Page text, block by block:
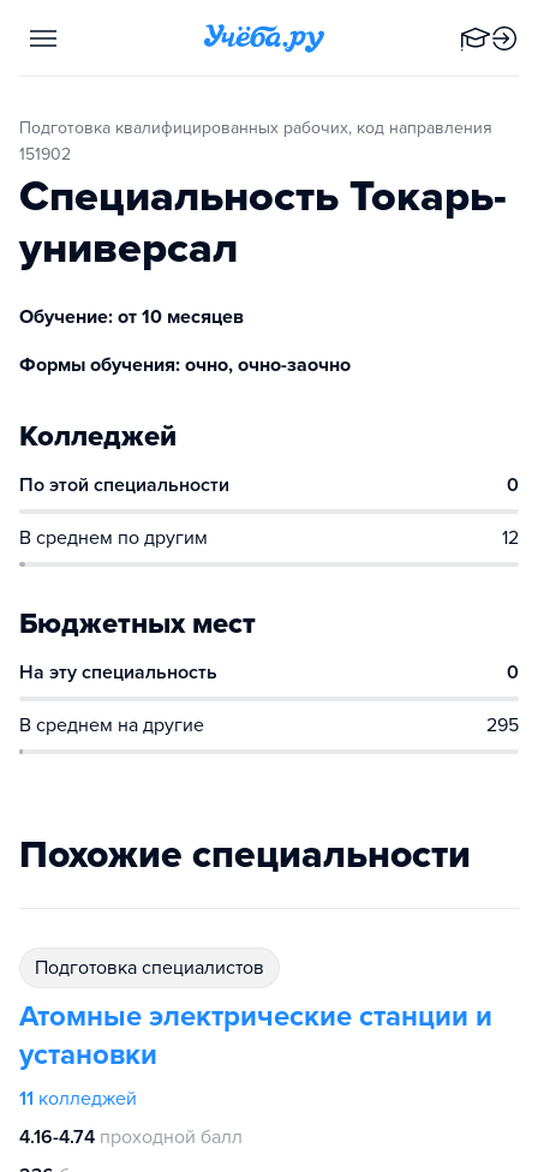
Подготовка квалифицированных рабочих, код направления
151902
Специальность Токарь-
универсал
Обучение: от 10 месяцев
Формы обучения: очно, очно-заочно
Колледжей
По этой специальности 0
В среднем по другим 12
Бюджетных мест
На эту специальность 0
В среднем на другие 295
Похожие специальности
подготовка специалистов
Атомные электрические станции и
установки
11 колледжей
4.16-4.74 проходной балл